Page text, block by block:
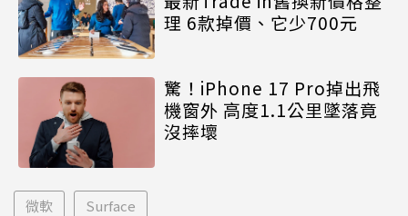
理 6款掉價、它少700元
驚！iPhone 17 Pro掉出飛
機窗外 高度1.1公里墜落竟
沒摔壞
微軟 Surface